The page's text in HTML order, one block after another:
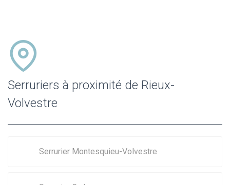
Serruriers à proximité de Rieux-
Volvestre
Serrurier Montesquieu-Volvestre